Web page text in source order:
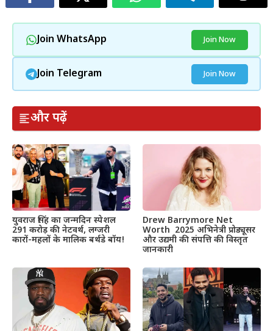
Join WhatsApp Join Now
Join Telegram Join Now
और पढ़ें
युवराज सिंह का जन्मदिन स्पेशल
291 करोड़ की नेटवर्थ, लग्जरी
कारों-महलों के मालिक बर्थडे बॉय!
Drew Barrymore Net
Worth 2025 अभिनेत्री प्रोड्यूसर
और उद्यमी की संपत्ति की विस्तृत
जानकारी